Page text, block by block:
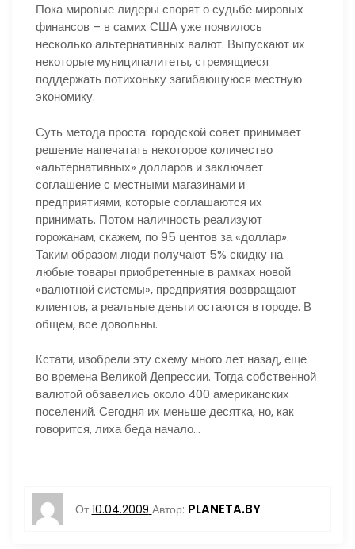
Пока мировые лидеры спорят о судьбе мировых
финансов – в самих США уже появилось
несколько альтернативных валют. Выпускают их
некоторые муниципалитеты, стремящиеся
поддержать потихоньку загибающуюся местную
экономику.
Суть метода проста: городской совет принимает
решение напечатать некоторое количество
«альтернативных» долларов и заключает
соглашение с местными магазинами и
предприятиями, которые соглашаются их
принимать. Потом наличность реализуют
горожанам, скажем, по 95 центов за «доллар».
Таким образом люди получают 5% скидку на
любые товары приобретенные в рамках новой
«валютной системы», предприятия возвращают
клиентов, а реальные деньги остаются в городе. В
общем, все довольны.
Кстати, изобрели эту схему много лет назад, еще
во времена Великой Депрессии. Тогда собственной
валютой обзавелись около 400 американских
поселений. Сегодня их меньше десятка, но, как
говорится, лиха беда начало…
От 10.04.2009 Автор: PLANETA.BY